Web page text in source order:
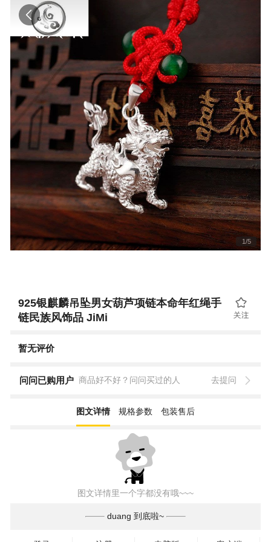
1/5
925银麒麟吊坠男女葫芦项链本命年红绳手
链民族风饰品 JiMi
暂无评价
问问已购用户 商品好不好？问问买过的人 去提问
图文详情 规格参数 包装售后
图文详情里一个字都没有哦~~~
duang 到底啦~